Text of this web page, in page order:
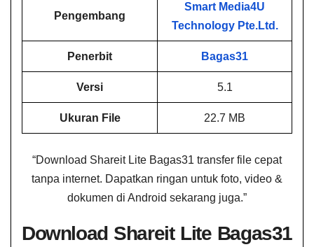
Pengembang
Smart Media4U
Technology Pte.Ltd.
Penerbit Bagas31
Versi 5.1
Ukuran File 22.7 MB
“Download Shareit Lite​ Bagas31 transfer file cepat
tanpa internet. Dapatkan ringan untuk foto, video &
dokumen di Android sekarang juga.”
Download Shareit Lite​ Bagas31